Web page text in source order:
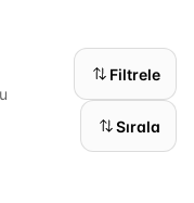
Filtrele
Sırala